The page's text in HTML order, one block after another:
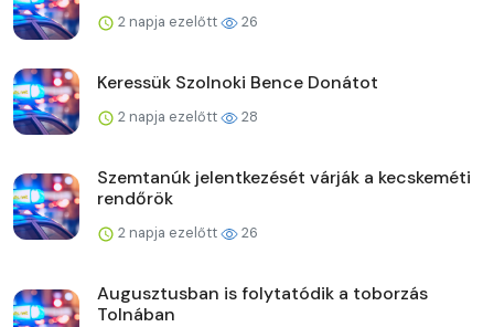
2 napja ezelőtt 26
Keressük Szolnoki Bence Donátot
2 napja ezelőtt 28
Szemtanúk jelentkezését várják a kecskeméti
rendőrök
2 napja ezelőtt 26
Augusztusban is folytatódik a toborzás
Tolnában